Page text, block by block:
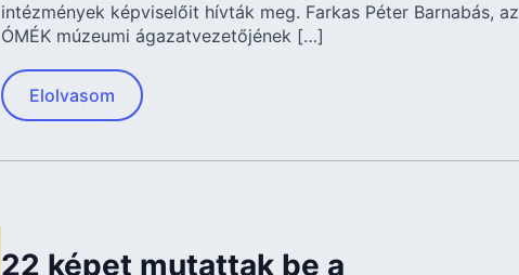
intézmények képviselőit hívták meg. Farkas Péter Barnabás, az
ÓMÉK múzeumi ágazatvezetőjének […]
Elolvasom
22 képet mutattak be a